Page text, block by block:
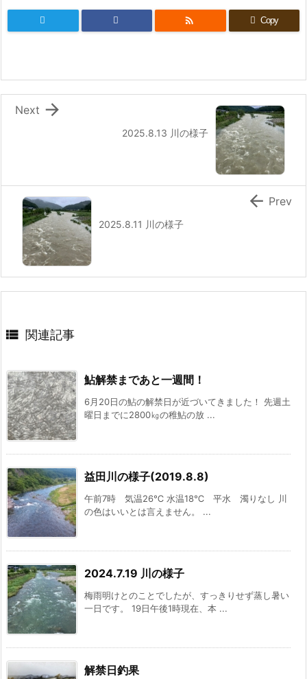
 Copy
2025.8.13 川の様子

Next
2025.8.11 川の様子
 Prev
 関連記事
鮎解禁まであと一週間！
6月20日の鮎の解禁日が近づいてきました！ 先週土
曜日までに2800㎏の稚鮎の放 ...
益田川の様子(2019.8.8)
午前7時 気温26℃ 水温18℃ 平水 濁りなし 川
の色はいいとは言えません。 ...
2024.7.19 川の様子
梅雨明けとのことでしたが、すっきりせず蒸し暑い
一日です。 19日午後1時現在、本 ...
解禁日釣果